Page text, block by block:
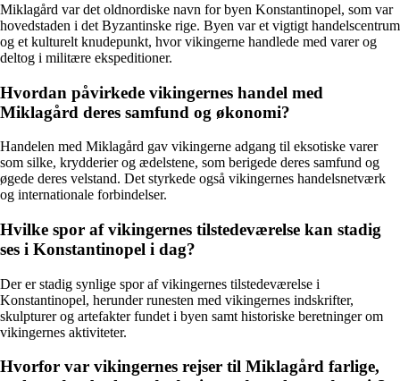
Miklagård var det oldnordiske navn for byen Konstantinopel, som var
hovedstaden i det Byzantinske rige. Byen var et vigtigt handelscentrum
og et kulturelt knudepunkt, hvor vikingerne handlede med varer og
deltog i militære ekspeditioner.
Hvordan påvirkede vikingernes handel med
Miklagård deres samfund og økonomi?
Handelen med Miklagård gav vikingerne adgang til eksotiske varer
som silke, krydderier og ædelstene, som berigede deres samfund og
øgede deres velstand. Det styrkede også vikingernes handelsnetværk
og internationale forbindelser.
Hvilke spor af vikingernes tilstedeværelse kan stadig
ses i Konstantinopel i dag?
Der er stadig synlige spor af vikingernes tilstedeværelse i
Konstantinopel, herunder runesten med vikingernes indskrifter,
skulpturer og artefakter fundet i byen samt historiske beretninger om
vikingernes aktiviteter.
Hvorfor var vikingernes rejser til Miklagård farlige,